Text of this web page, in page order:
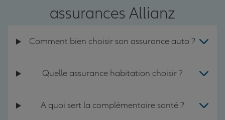
assurances Allianz
Comment bien choisir son assurance auto ?
Quelle assurance habitation choisir ?
A quoi sert la complémentaire santé ?